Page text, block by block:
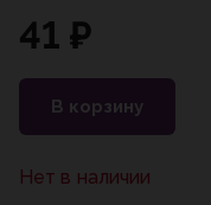
41 ₽
В корзину
Нет в наличии